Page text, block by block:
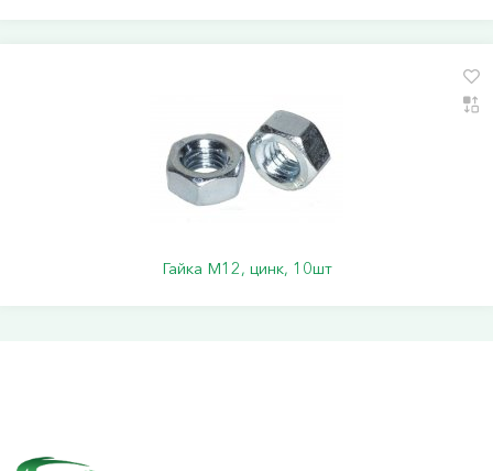
Гайка М12, цинк, 10шт